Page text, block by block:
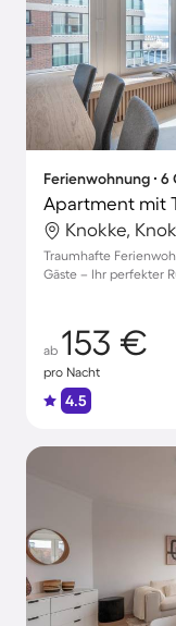
Ferienwohnung ∙ 6
Apartment mit
Knokke,
Traumhafte
Gäste – Ihr perfekter
ab 153 €
pro Nacht
4.5